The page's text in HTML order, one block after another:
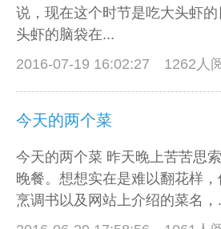
说，现在这个时节是吃大头虾
头虾的脑袋在...
2016-07-19 16:02:27
1262人
今天的两个菜
今天的两个菜 昨天晚上苦苦思
晚餐。想想实在是难以翻花样，
烹调书以及网站上介绍的菜名，